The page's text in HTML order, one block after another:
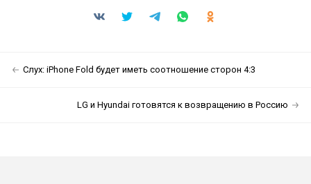
Слух: iPhone Fold будет иметь соотношение сторон 4:3
LG и Hyundai готовятся к возвращению в Россию